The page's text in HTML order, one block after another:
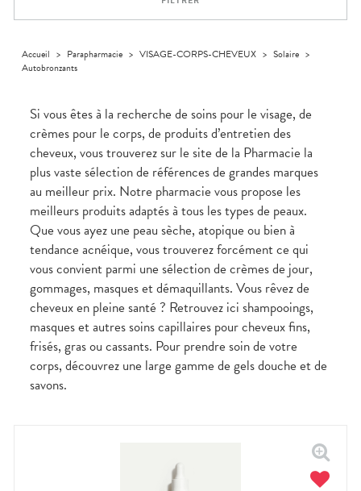
Solaire
VOS
LIGNE
Accueil > Parapharmacie > VISAGE-CORPS-CHEVEUX > Solaire >
Autobronzants
Si vous êtes à la recherche de soins pour le visage, de
crèmes pour le corps, de produits d’entretien des
cheveux, vous trouverez sur le site de la Pharmacie la
plus vaste sélection de références de grandes marques
au meilleur prix. Notre pharmacie vous propose les
meilleurs produits adaptés à tous les types de peaux.
Que vous ayez une peau sèche, atopique ou bien à
tendance acnéique, vous trouverez forcément ce qui
vous convient parmi une sélection de crèmes de jour,
gommages, masques et démaquillants. Vous rêvez de
cheveux en pleine santé ? Retrouvez ici shampooings,
masques et autres soins capillaires pour cheveux fins,
frisés, gras ou cassants. Pour prendre soin de votre
corps, découvrez une large gamme de gels douche et de
savons.